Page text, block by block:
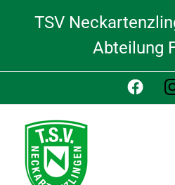
TSV
Abteilung